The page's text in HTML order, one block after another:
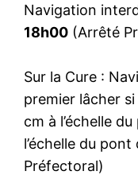
Navigation
18h00 (Arrêté
Sur la Cure :
premier lâcher
cm à l’échelle
l’échelle du
Préfectoral)